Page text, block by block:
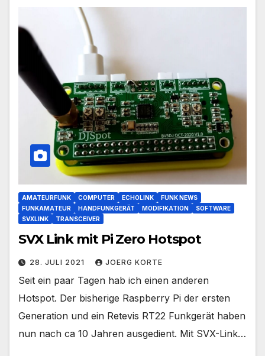
AMATEURFUNK COMPUTER ECHOLINK
FUNK NEWS
FUNKAMATEUR
HANDFUNKGERÄT MODIFIKATION
SOFTWARE
SVXLINK
TRANSCEIVER
SVX Link mit Pi Zero Hotspot
28. JULI 2021 JOERG KORTE
Seit ein paar Tagen hab ich einen anderen
Hotspot. Der bisherige Raspberry Pi der ersten
Generation und ein Retevis RT22 Funkgerät haben
nun nach ca 10 Jahren ausgedient. Mit SVX-Link…